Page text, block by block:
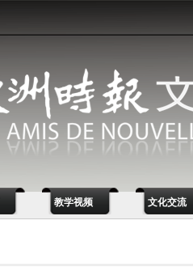
教学视频 文化交流